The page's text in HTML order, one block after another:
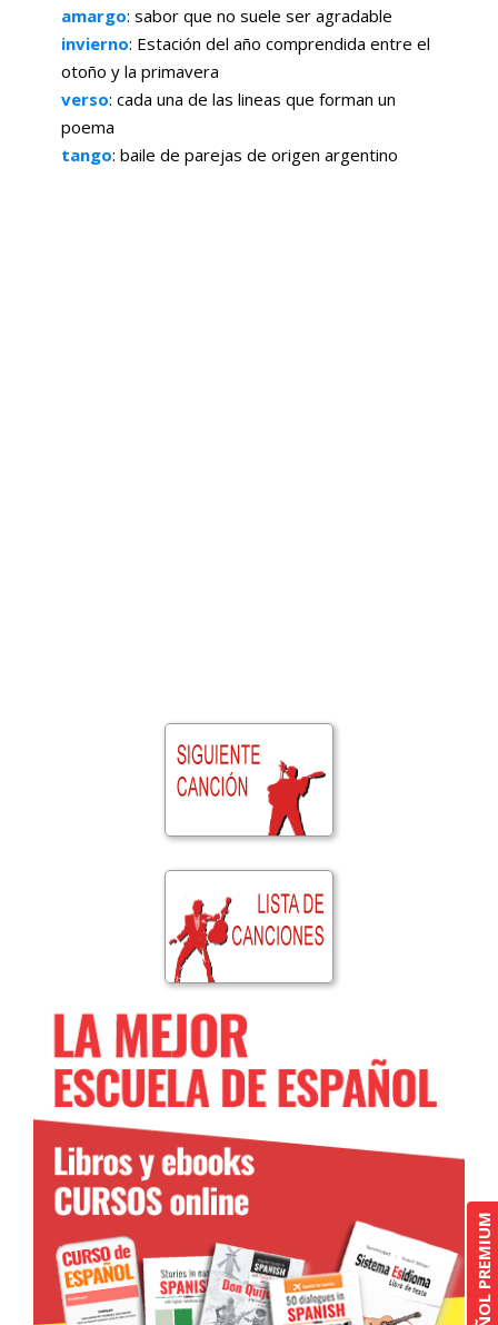
amargo: sabor que no suele ser agradable
invierno: Estación del año comprendida entre el
otoño y la primavera
verso: cada una de las lineas que forman un
poema
tango: baile de parejas de origen argentino